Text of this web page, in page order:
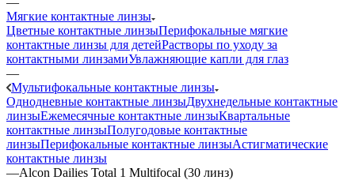
Мягкие контактные линзы
Цветные контактные линзыПерифокальные мягкие
контактные линзы для детейРастворы по уходу за
контактными линзамиУвлажняющие капли для глаз
—
Мультифокальные контактные линзы
Однодневные контактные линзыДвухнедельные контактные
линзыЕжемесячные контактные линзыКвартальные
контактные линзыПолугодовые контактные
линзыПерифокальные контактные линзыАстигматические
контактные линзы
—Alcon Dailies Total 1 Multifocal (30 линз)